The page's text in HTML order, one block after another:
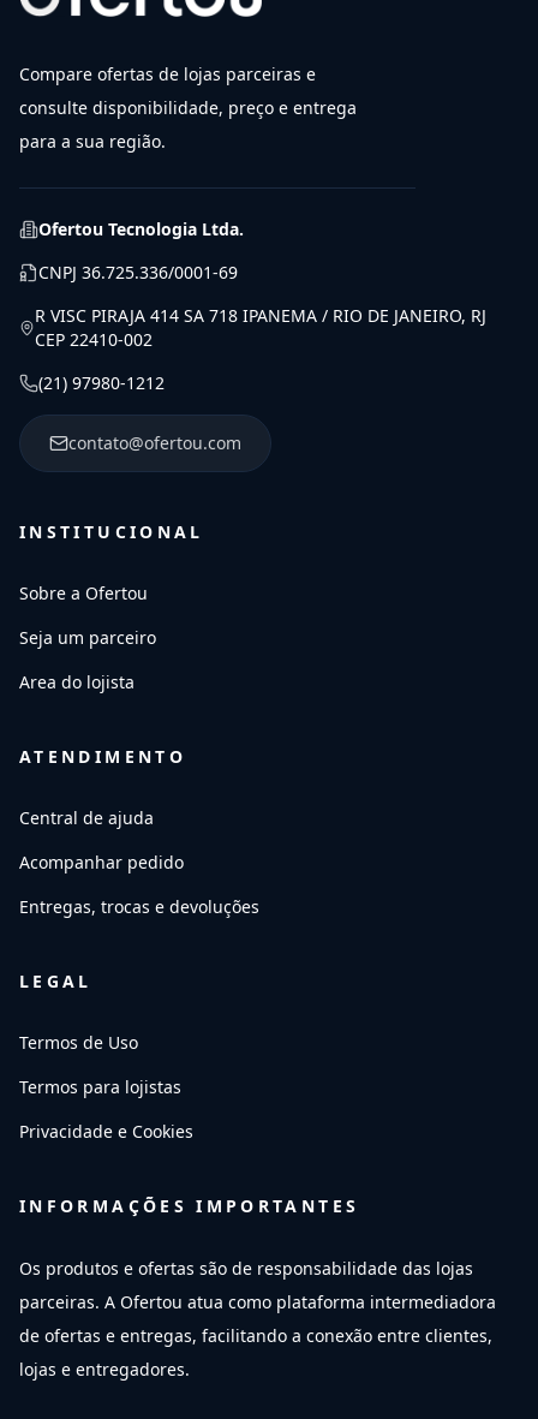
Compare ofertas de lojas parceiras e
consulte disponibilidade, preço e entrega
para a sua região.
Ofertou Tecnologia Ltda.
CNPJ 36.725.336/0001-69
R VISC PIRAJA 414 SA 718 IPANEMA / RIO DE JANEIRO, RJ
CEP 22410-002
(21) 97980-1212
contato@ofertou.com
INSTITUCIONAL
Sobre a Ofertou
Seja um parceiro
Area do lojista
ATENDIMENTO
Central de ajuda
Acompanhar pedido
Entregas, trocas e devoluções
LEGAL
Termos de Uso
Termos para lojistas
Privacidade e Cookies
INFORMAÇÕES IMPORTANTES
Os produtos e ofertas são de responsabilidade das lojas
parceiras. A Ofertou atua como plataforma intermediadora
de ofertas e entregas, facilitando a conexão entre clientes,
lojas e entregadores.